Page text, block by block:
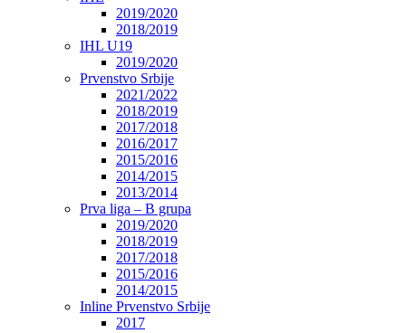
2019/2020
2018/2019
IHL U19
2019/2020
Prvenstvo Srbije
2021/2022
2018/2019
2017/2018
2016/2017
2015/2016
2014/2015
2013/2014
Prva liga – B grupa
2019/2020
2018/2019
2017/2018
2015/2016
2014/2015
Inline Prvenstvo Srbije
2017